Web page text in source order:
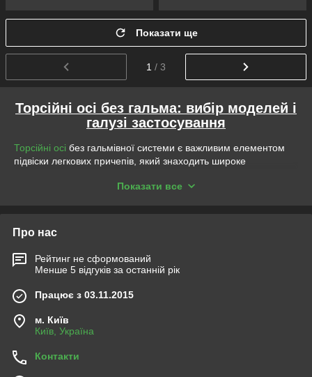
Показати ще
1 / 3
Торсійні осі без гальма: вибір моделей і
галузі застосування
Торсійні осі без гальмівної системи є важливим елементом
підвіски легкових причепів, який знаходить широке
різноманітні випадки використання торсійних осей без гальма
Моделі негальмозних торсионів за
1. Уже наявна гальмівна система в підвісці причепа з
Торсійні осі без гальма застосовуються в ситуаціях, коли
причіп має вже встановлену гальмівну систему, що працює
на інших осях, наприклад, на осі з гальмівним торсійом у
2. Маса вантажного вантажу не перевищує половину маси
Показати все
Про нас
Рейтинг не сформований
Менше 5 відгуків за останній рік
Працює з 03.11.2015
м. Київ
Київ, Україна
Контакти